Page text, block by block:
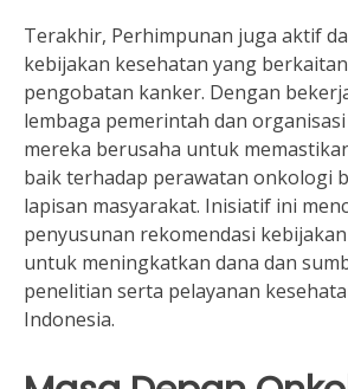
Terakhir, Perhimpunan juga aktif
kebijakan kesehatan yang
pengobatan kanker. Dengan
lembaga pemerintah dan
mereka berusaha untuk
baik terhadap perawatan onkologi
lapisan masyarakat. Inisiatif ini
penyusunan rekomendasi
untuk meningkatkan dana dan
penelitian serta pelayanan
Indonesia.